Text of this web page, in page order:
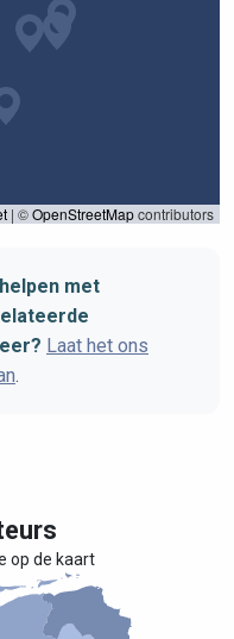
| ©OpenStreetMapcontributors
met
Laat het ons
.
op de kaart